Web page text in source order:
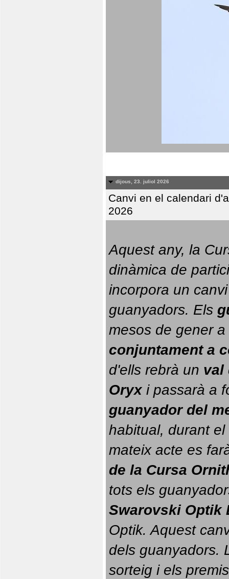
dijous, 23. juliol 2026
Canvi en el calendari
2026
Aquest any, la
dinàmica de
incorpora un
guanyadors. Els
conjuntament a
d'ells rebrà un val
Oryx i passarà a
guanyador del
habitual, durant el
mateix acte es
de la Cursa
tots els
Swarovski Optik
Optik. Aquest
dels guanyadors.
sorteig i els